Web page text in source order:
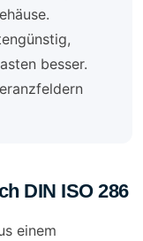
besser.
DIN ISO 286
einem